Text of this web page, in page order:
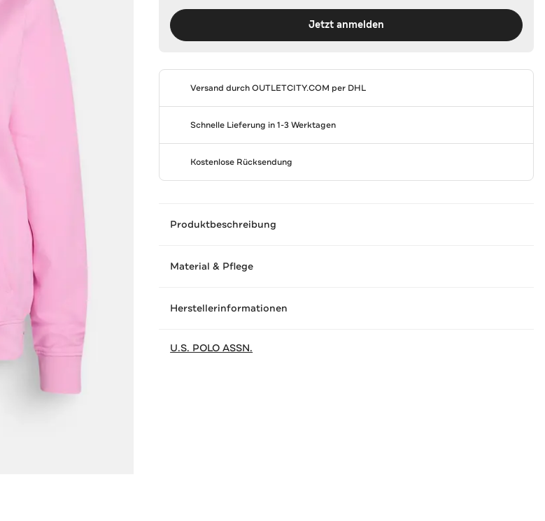
Jetzt anmelden
Versand durchOUTLETCITY.COM per DHL
Schnelle Lieferung in 1-3 Werktagen
Kostenlose Rücksendung
Produktbeschreibung
Material & Pflege
Herstellerinformationen
U.S. POLO ASSN.